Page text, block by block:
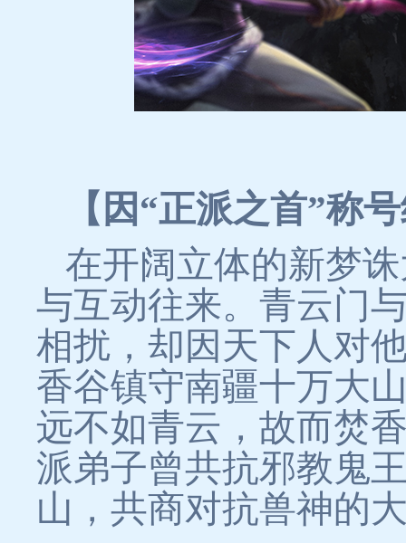
【因“正派之首”称
在开阔立体的新梦
与互动往来。青云门
相扰，却因天下人对
香谷镇守南疆十万大
远不如青云，故而焚
派弟子曾共抗邪教鬼
山，共商对抗兽神的